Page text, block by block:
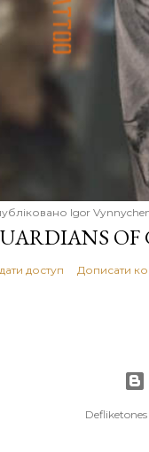
Igor
OF
доступ Дописати